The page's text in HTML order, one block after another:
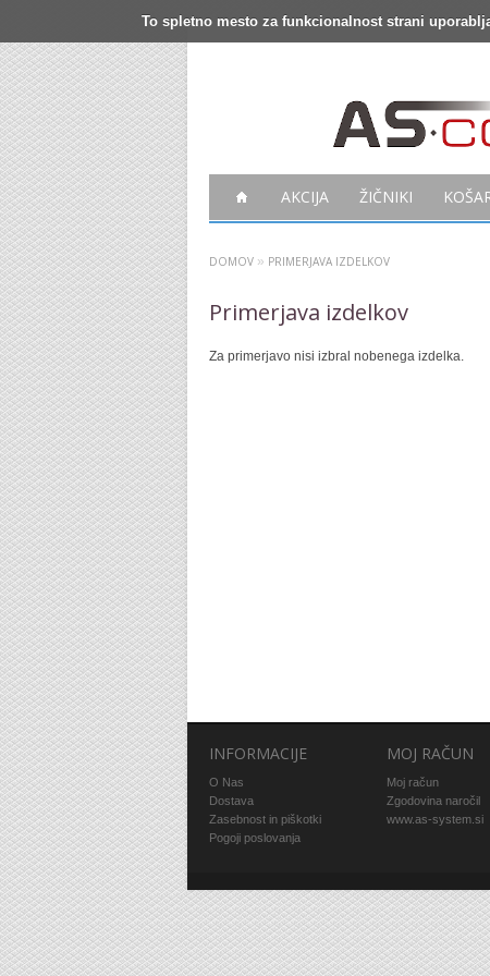
To spletno mesto za funkcionalnost strani
AKCIJA ŽIČNIKI
DOMOV » PRIMERJAVA IZDELKOV
Primerjava izdelkov
Za primerjavo nisi izbral nobenega izdelka.
INFORMACIJE
O Nas
Dostava
Zasebnost in piškotki
Pogoji poslovanja
MOJ RAČUN
Moj račun
Zgodovina naročil
www.as-system.si